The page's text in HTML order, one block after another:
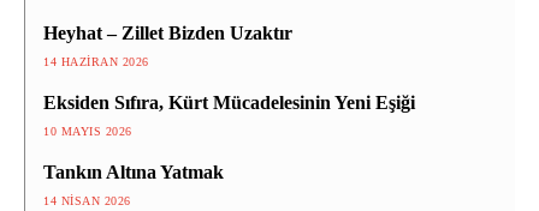
Heyhat – Zillet Bizden Uzaktır
14 HAZIRAN 2026
Eksiden Sıfıra, Kürt Mücadelesinin Yeni Eşiği
10 MAYIS 2026
Tankın Altına Yatmak
14 NISAN 2026